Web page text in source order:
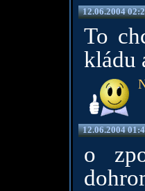
12.06.2004
To
kládu
12.06.2004
o